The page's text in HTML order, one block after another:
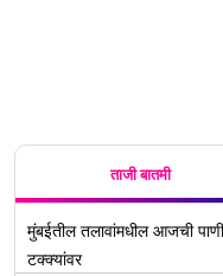
ताजी बातमी
मुंबईतील तलावांमधील आजची
टक्क्यांवर